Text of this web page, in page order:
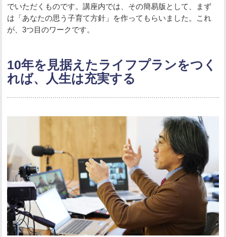
でいただくものです。講座内では、その簡易版として、まず
は「あなたの思う子育て方針」を作ってもらいました。これ
が、3つ目のワークです。
10年を見据えたライフプランをつく
れば、人生は充実する